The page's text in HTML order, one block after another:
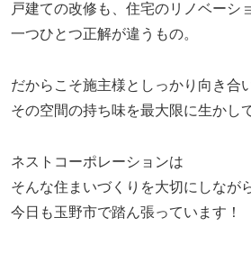
戸建ての改修も、住宅のリノベーシ
一つひとつ正解が違うもの。
だからこそ施主様としっかり向き合
その空間の持ち味を最大限に生かし
ネストコーポレーションは
そんな住まいづくりを大切にしなが
今日も玉野市で踏ん張っています！